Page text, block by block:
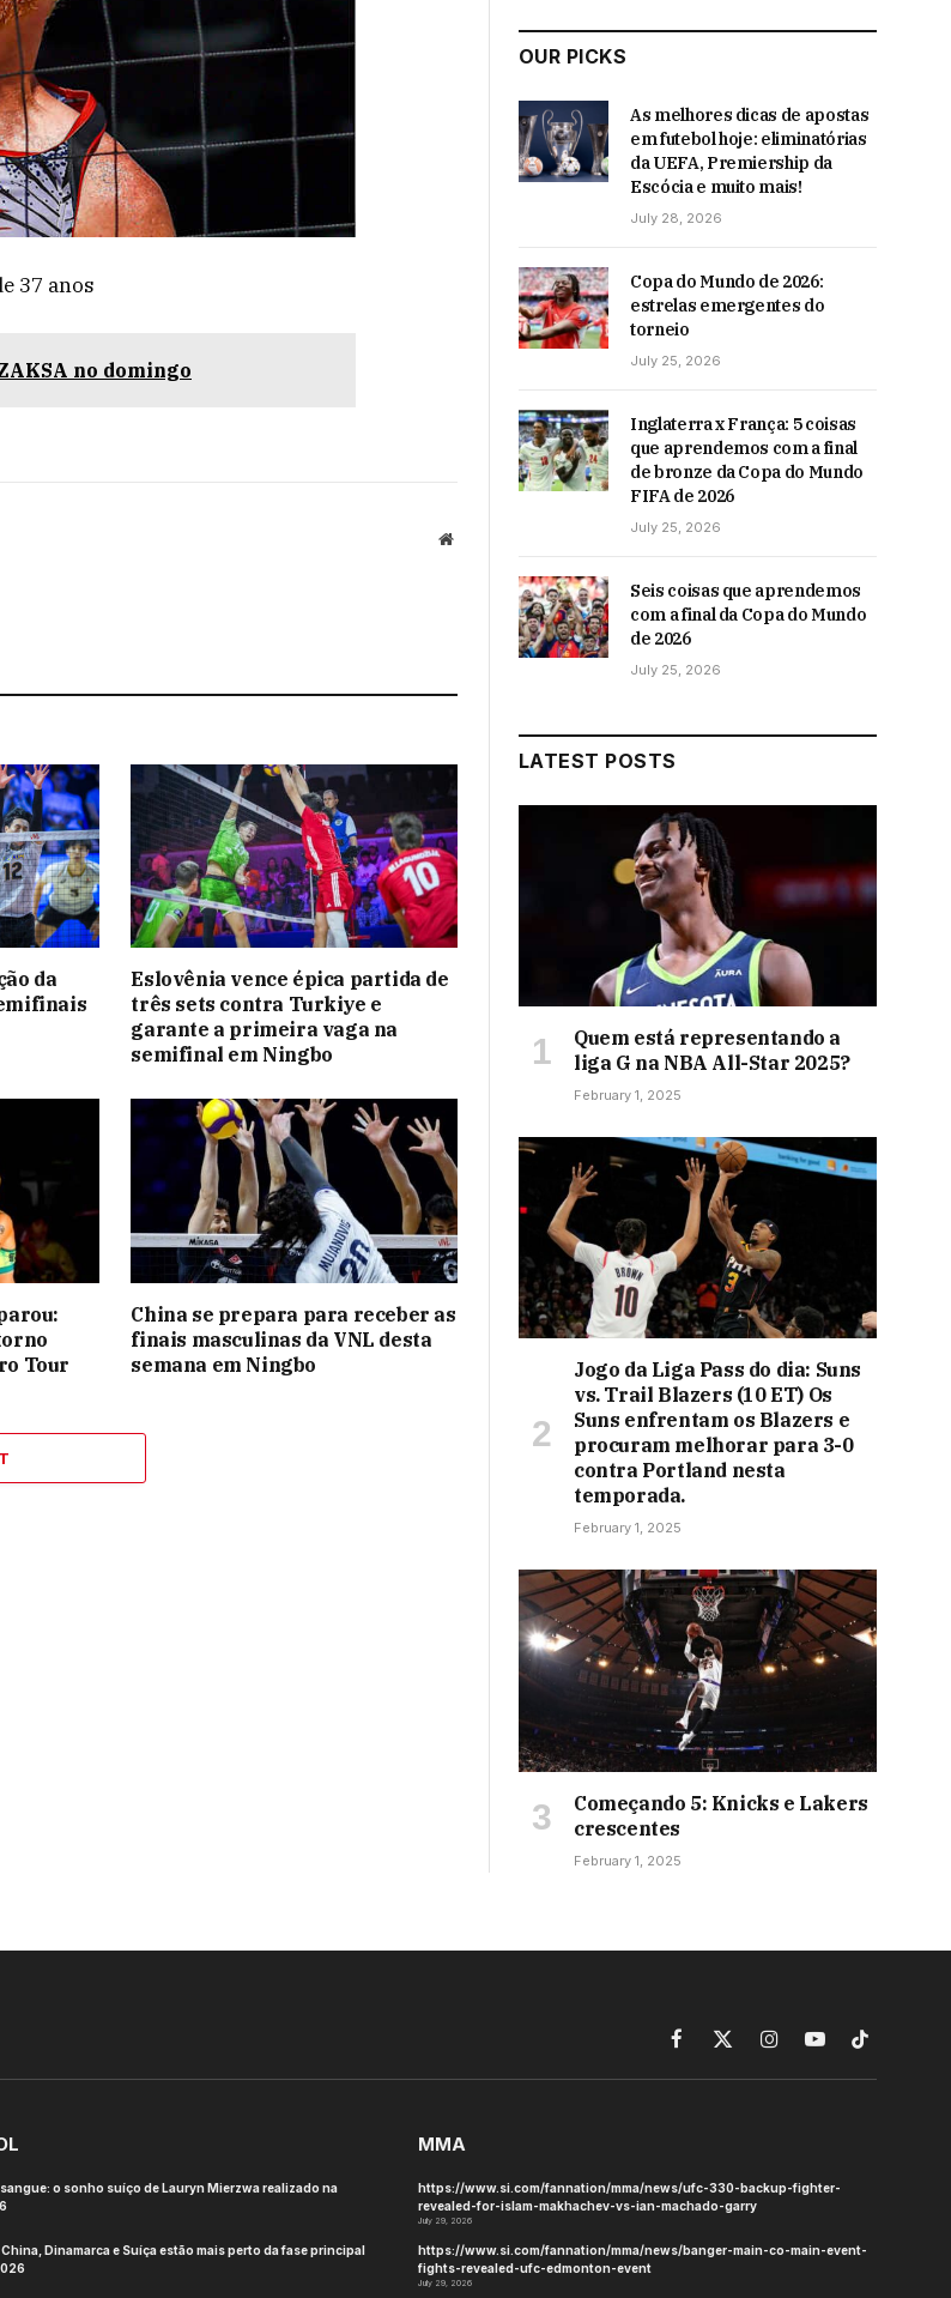
37 anos
no domingo
Website
da
Eslovênia vence épica partida de
três sets contra Turkiye e
garante a primeira vaga na
semifinal em Ningbo
Tour
China se prepara para receber as
finais masculinas da VNL desta
semana em Ningbo
OUR PICKS
As melhores dicas de apostas
em futebol hoje: eliminatórias
da UEFA, Premiership da
Escócia e muito mais!
July 28, 2026
Copa do Mundo de 2026:
estrelas emergentes do
torneio
July 25, 2026
Inglaterra x França: 5 coisas
que aprendemos com a final
de bronze da Copa do Mundo
FIFA de 2026
July 25, 2026
Seis coisas que aprendemos
com a final da Copa do Mundo
de 2026
July 25, 2026
LATEST POSTS
Quem está representando a
liga G na NBA All-Star 2025?
February 1, 2025
Jogo da Liga Pass do dia: Suns
vs. Trail Blazers (10 ET) Os
Suns enfrentam os Blazers e
procuram melhorar para 3-0
contra Portland nesta
temporada.
February 1, 2025
Começando 5: Knicks e Lakers
crescentes
February 1, 2025
Facebook
X
(Twitter)
InstagramYouTubeTikTok
o sonho suíço de Lauryn Mierzwa realizado na
Dinamarca e Suíça estão mais perto da fase principal
MMA
https://www.si.com/fannation/mma/news/ufc-330-backup-fighter-
revealed-for-islam-makhachev-vs-ian-machado-garry
July 29, 2026
https://www.si.com/fannation/mma/news/banger-main-co-main-event-
fights-revealed-ufc-edmonton-event
July 29, 2026